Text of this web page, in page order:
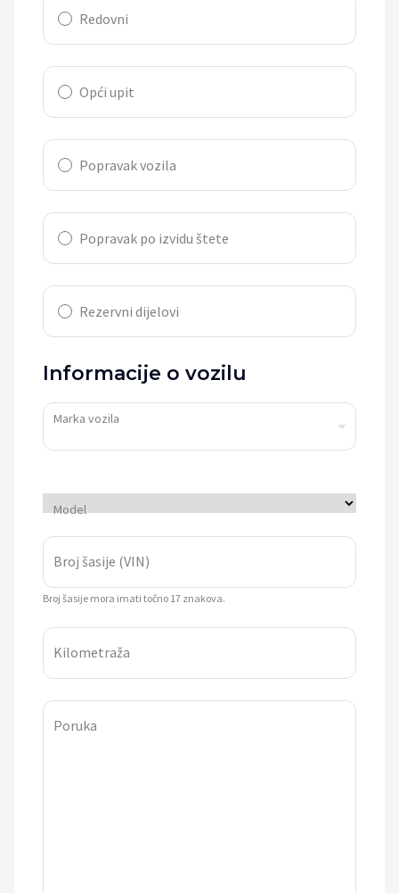
Redovni
Opći upit
Popravak vozila
Popravak po izvidu štete
Rezervni dijelovi
Informacije o vozilu
Marka vozila
Model
Broj šasije (VIN)
Broj šasije mora imati točno 17 znakova.
Kilometraža
Poruka